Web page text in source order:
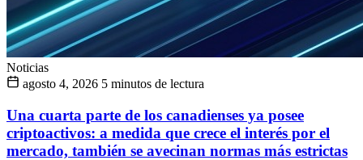
Noticias
agosto 4, 2026 5 minutos de lectura
Una cuarta parte de los canadienses ya posee
criptoactivos: a medida que crece el interés por el
mercado, también se avecinan normas más estrictas